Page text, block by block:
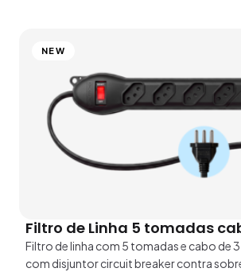
NEW
Filtro de Linha 5 tomadas
Filtro de linha com 5 tomadas e cabo de
com disjuntor circuit breaker contra